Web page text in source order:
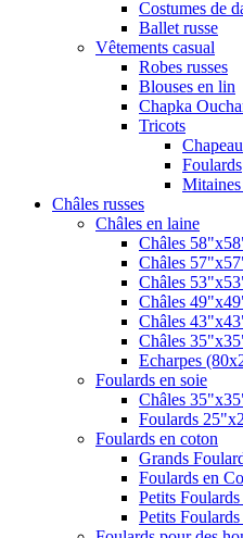
Costumes de
Ballet russe
Vêtements casual
Robes russes
Blouses en lin
Chapka
Tricots
Foulards
Mitaines
Châles russes
Châles en laine
Châles
Châles
Châles
Châles
Châles
Châles
Echarpes
Foulards en soie
Châles
Foulards
Foulards en coton
Grands
Foulards en
Petits
Petits